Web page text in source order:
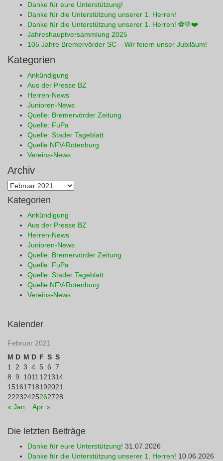
Danke für eure Unterstützung!
Danke für die Unterstützung unserer 1. Herren!
Danke für die Unterstützung unserer 1. Herren! ⚽💚❤️
Jahreshauptversammlung 2025
105 Jahre Bremervörder SC – Wir feiern unser Jubiläum!
Kategorien
Ankündigung
Aus der Presse BZ
Herren-News
Junioren-News
Quelle: Bremervörder Zeitung
Quelle: FuPa
Quelle: Stader Tageblatt
Quelle:NFV-Rotenburg
Vereins-News
Archiv
Archiv
Kategorien
Ankündigung
Aus der Presse BZ
Herren-News
Junioren-News
Quelle: Bremervörder Zeitung
Quelle: FuPa
Quelle: Stader Tageblatt
Quelle:NFV-Rotenburg
Vereins-News
Kalender
Februar 2021
M D M D F S S
1
2 3 4 5 6 7
8 9 1011 121314
15161718192021
22232425262728
« Jan.
Apr. »
Die letzten Beiträge
Danke für eure Unterstützung! 31.07.2026
Danke für die Unterstützung unserer 1. Herren! 10.06.2026